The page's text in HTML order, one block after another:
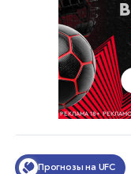
Прогнозы на UFC